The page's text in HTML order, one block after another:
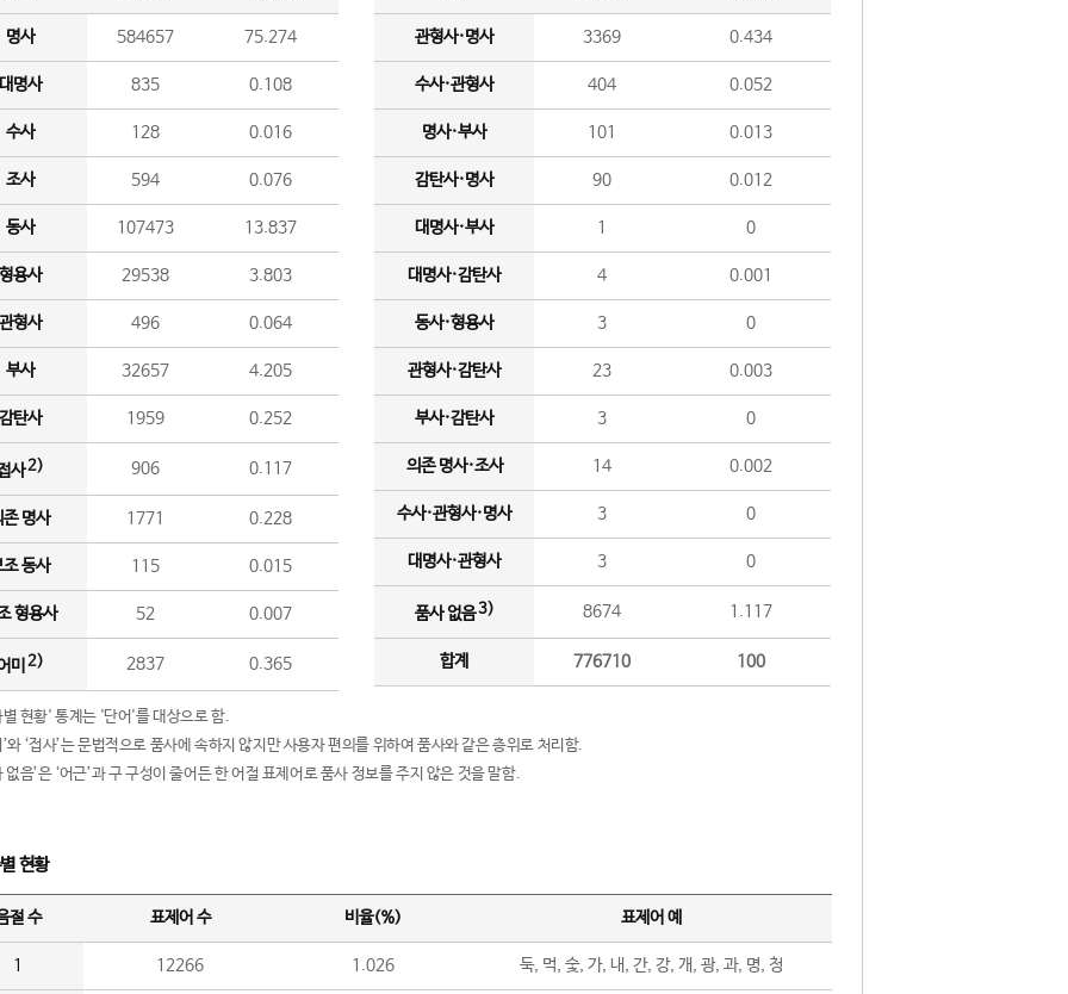
명사 584657 75.274
명사 835 0.108
수사 128 0.016
조사 594 0.076
동사 107473 13.837
용사 29538 3.803
형사 496 0.064
부사 32657 4.205
탄사 1959 0.252
사2) 906 0.117
존 명사 1771 0.228
조 동사 115 0.015
형용사 52 0.007
미 2) 2837 0.365
관형사·명사 3369 0.434
수사·관형사 404 0.052
명사·부사 101 0.013
감탄사·명사 90 0.012
대명사·부사 1 0
대명사·감탄사 4 0.001
동사·형용사 3 0
관형사·감탄사 23 0.003
부사·감탄사 3 0
의존 명사·조사 14 0.002
수사·관형사·명사 3 0
대명사·관형사 3 0
품사 없음3) 8674 1.117
합계 776710 100
현황' 통계는 '단어'를 대상으로 함.
와 ‘접사’는 문법적으로 품사에 속하지 않지만 사용자 편의를 위하여 품사와 같은 층위로 처리함.
없음’은 ‘어근’과 구 구성이 줄어든 한 어절 표제어로 품사 정보를 주지 않은 것을 말함.
현황
절 수 표제어 수 비율(%) 표제어 예
1 12266 1.026 둑, 먹, 숯, 가, 내, 간, 강, 개, 광, 과, 명, 청